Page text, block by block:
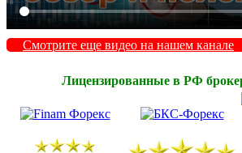
Смотрите еще видео на нашем канале
Лицензированные в РФ